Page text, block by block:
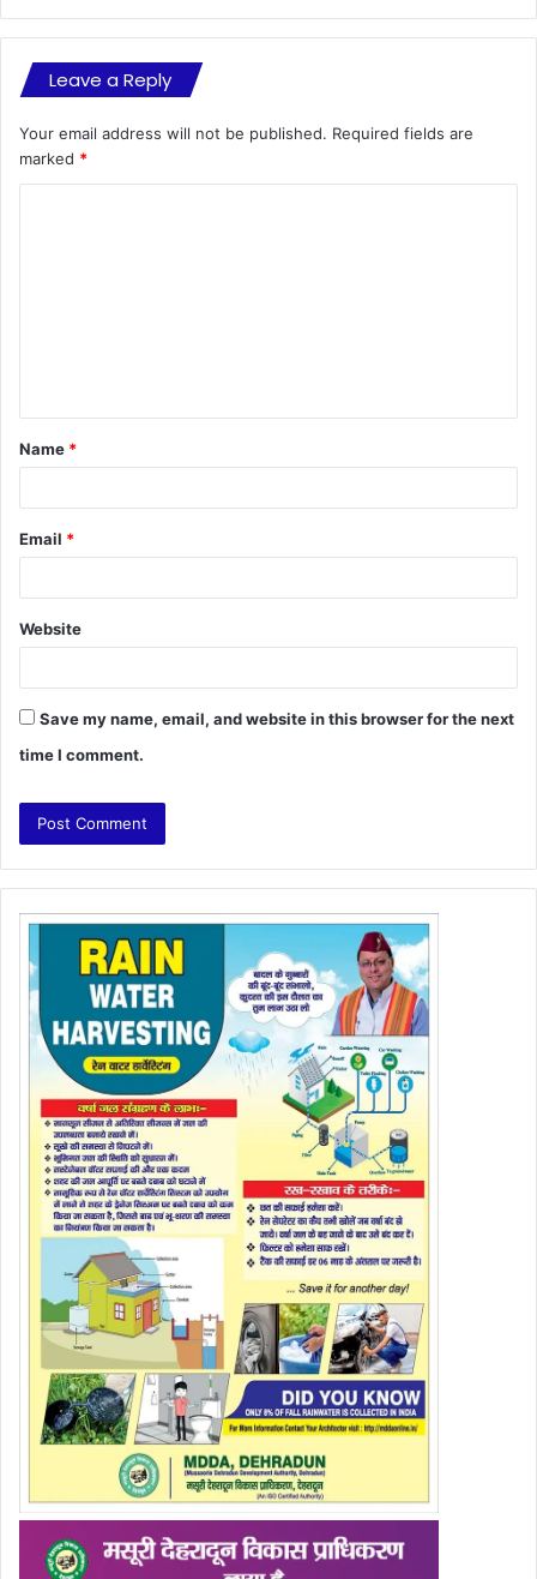
Leave a Reply
Your email address will not be published. Required fields are
marked *
t
*
Name *
Email *
Website
Save my name, email, and website in this browser for the next
time I comment.